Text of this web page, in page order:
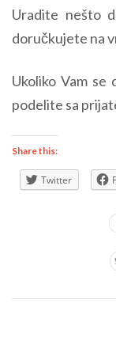
Uradite nešto
doručkujete na
Ukoliko Vam se
podelite sa
Share this:
Twitter